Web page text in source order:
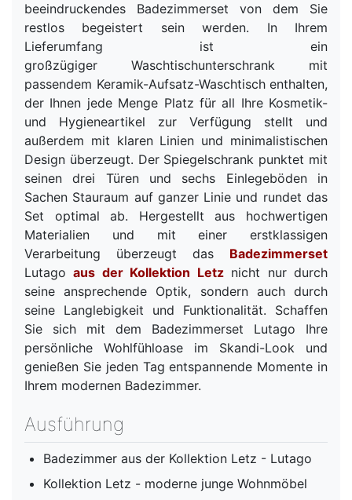
beeindruckendes Badezimmerset von dem Sie
restlos begeistert sein werden. In Ihrem
Lieferumfang ist ein
großzügiger Waschtischunterschrank mit
passendem Keramik-Aufsatz-Waschtisch enthalten,
der Ihnen jede Menge Platz für all Ihre Kosmetik-
und Hygieneartikel zur Verfügung stellt und
außerdem mit klaren Linien und minimalistischen
Design überzeugt. Der Spiegelschrank punktet mit
seinen drei Türen und sechs Einlegeböden in
Sachen Stauraum auf ganzer Linie und rundet das
Set optimal ab. Hergestellt aus hochwertigen
Materialien und mit einer erstklassigen
Verarbeitung überzeugt das Badezimmerset
Lutagoaus der Kollektion Letznicht nur durch
seine ansprechende Optik, sondern auch durch
seine Langlebigkeit und Funktionalität. Schaffen
Sie sich mit dem Badezimmerset Lutago Ihre
persönliche Wohlfühloase im Skandi-Look und
genießen Sie jeden Tag entspannende Momente in
Ihrem modernen Badezimmer.
Ausführung
Badezimmer aus der Kollektion Letz - Lutago
Kollektion Letz - moderne junge Wohnmöbel